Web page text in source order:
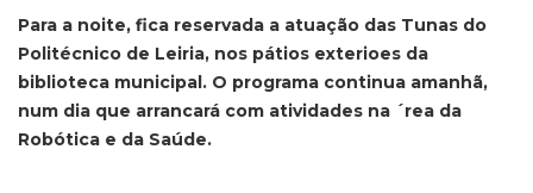
Para a noite, fica reservada a atuação das Tunas do
Politécnico de Leiria, nos pátios exterioes da
biblioteca municipal. O programa continua amanhã,
num dia que arrancará com atividades na ´rea da
Robótica e da Saúde.